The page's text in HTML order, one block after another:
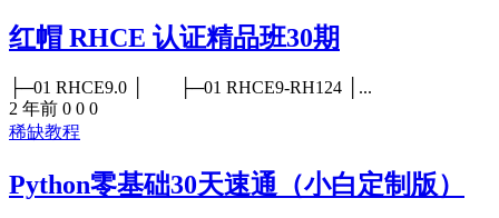
红帽 RHCE 认证精品班30期
├─01 RHCE9.0 │ ├─01 RHCE9-RH124 │...
2 年前 0 0 0
稀缺教程
Python零基础30天速通（小白定制版）